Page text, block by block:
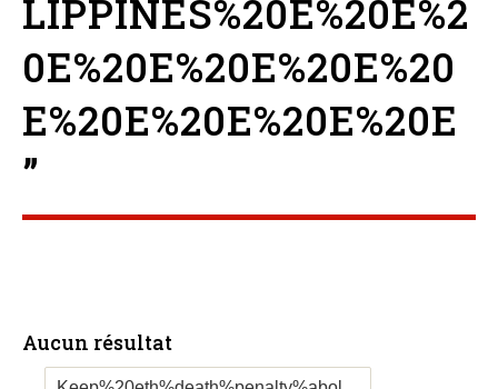
LIPPINES%20E%20E%2
0E%20E%20E%20E%20
E%20E%20E%20E%20E
”
Aucun résultat